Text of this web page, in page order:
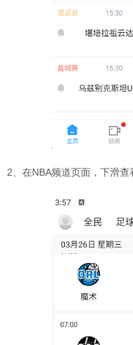
2、在NBA频道页面，下滑查